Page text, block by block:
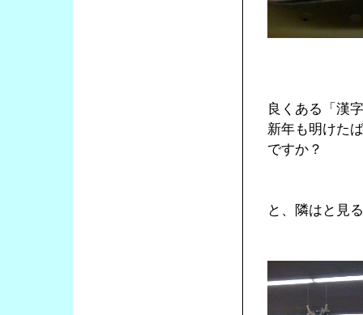
良くある「漢
新年も明けた
ですか？
と、隣はと見